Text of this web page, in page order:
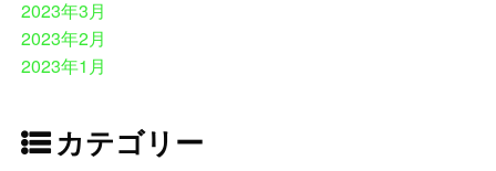
2023年3月
2023年2月
2023年1月
カテゴリー